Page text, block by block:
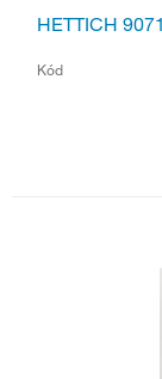
HETTICH
Kód